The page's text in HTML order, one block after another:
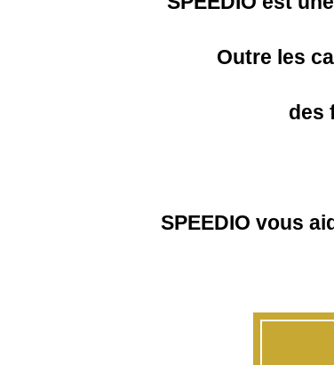
Outre les
des
SPEEDIO vous